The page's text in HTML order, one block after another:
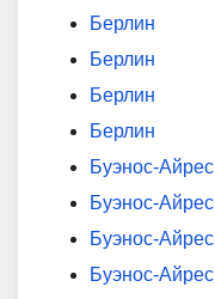
Берлин
Берлин
Берлин
Берлин
Буэнос-Айрес
Буэнос-Айрес
Буэнос-Айрес
Буэнос-Айрес